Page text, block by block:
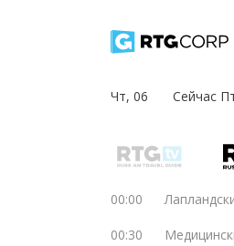
Чт, 06 Сейчас
00:00
00:30